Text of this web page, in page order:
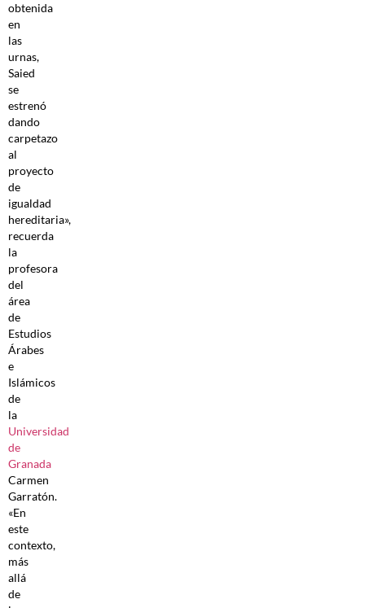
obtenida
en
las
urnas,
Saied
se
estrenó
dando
carpetazo
al
proyecto
de
igualdad
hereditaria»,
recuerda
la
profesora
del
área
de
Estudios
Árabes
e
Islámicos
de
la
Universidad
de
Granada
Carmen
Garratón.
«En
este
contexto,
más
allá
de